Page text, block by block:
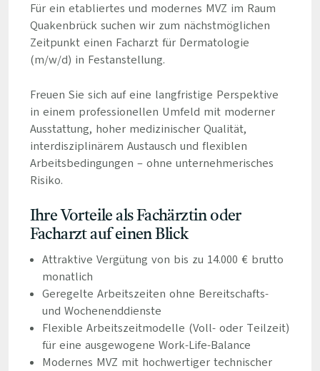
Für ein etabliertes und modernes MVZ im Raum
Quakenbrück suchen wir zum nächstmöglichen
Zeitpunkt einen Facharzt für Dermatologie
(m/w/d) in Festanstellung.
Freuen Sie sich auf eine langfristige Perspektive
in einem professionellen Umfeld mit moderner
Ausstattung, hoher medizinischer Qualität,
interdisziplinärem Austausch und flexiblen
Arbeitsbedingungen – ohne unternehmerisches
Risiko.
Ihre Vorteile als Fachärztin oder
Facharzt auf einen Blick
Attraktive Vergütung von bis zu 14.000 € brutto
monatlich
Geregelte Arbeitszeiten ohne Bereitschafts-
und Wochenenddienste
Flexible Arbeitszeitmodelle (Voll- oder Teilzeit)
für eine ausgewogene Work-Life-Balance
Modernes MVZ mit hochwertiger technischer